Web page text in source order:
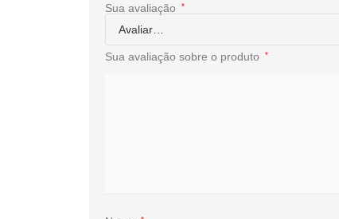
Sua avaliação *
Sua avaliação sobre o produto *